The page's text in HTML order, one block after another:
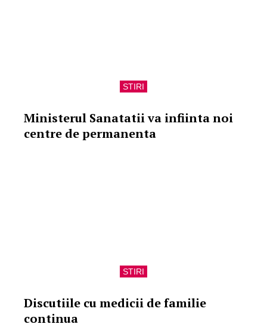
STIRI
Ministerul Sanatatii va infiinta noi
centre de permanenta
STIRI
Discutiile cu medicii de familie
continua